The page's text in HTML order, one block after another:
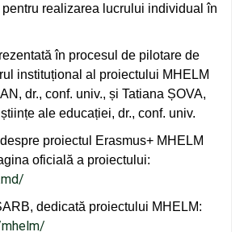
realizarea lucrului individual în
în procesul de pilotare de
instituțional al proiectului MHELM
dr., conf. univ., și Tatiana ȘOVA,
ale educației, dr., conf. univ.
proiectul Erasmus+ MHELM
oficială a proiectului:
dedicată proiectului MHELM: